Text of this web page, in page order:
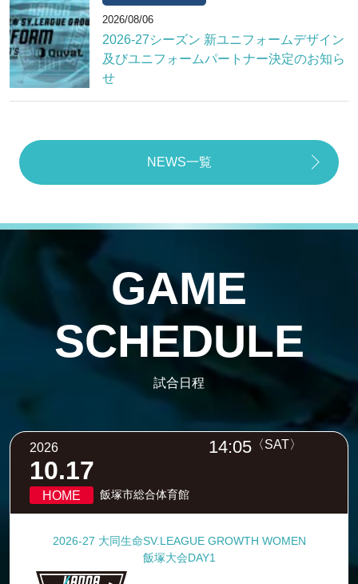
2026/08/06
2026-27シーズン 新ユニフォームデザイン
及びユニフォームパートナー決定のお知ら
せ
NEWS一覧
GAME
SCHEDULE
試合日程
2026
10.17
〈SAT〉
14:05
HOME 飯塚市総合体育館
2026-27 大同生命SV.LEAGUE GROWTH WOMEN
飯塚大会DAY1